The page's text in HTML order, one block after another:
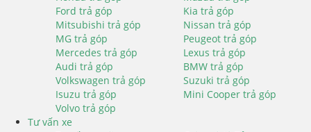
Ford trả góp
Kia trả góp
Mitsubishi trả góp
Nissan trả góp
MG trả góp
Peugeot trả góp
Mercedes trả góp
Lexus trả góp
Audi trả góp
BMW trả góp
Volkswagen trả góp
Suzuki trả góp
Isuzu trả góp
Mini Cooper trả góp
Volvo trả góp
Tư vấn xe